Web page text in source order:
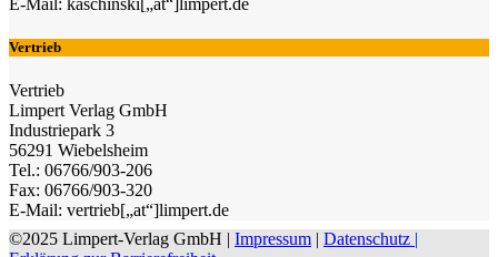
E-Mail: kaschinski[„at“]limpert.de
Vertrieb
Vertrieb
Limpert Verlag GmbH
Industriepark 3
56291 Wiebelsheim
Tel.: 06766/903-206
Fax: 06766/903-320
E-Mail: vertrieb[„at“]limpert.de
©2025 Limpert-Verlag GmbH | Impressum | Datenschutz |